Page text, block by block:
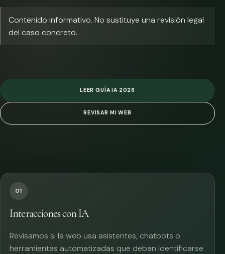
Contenido informativo. No sustituye una revisión legal
del caso concreto.
LEER GUÍA IA 2026
REVISAR MI WEB
01
Interacciones con IA
Revisamos si la web usa asistentes, chatbots o
herramientas automatizadas que deban identificarse